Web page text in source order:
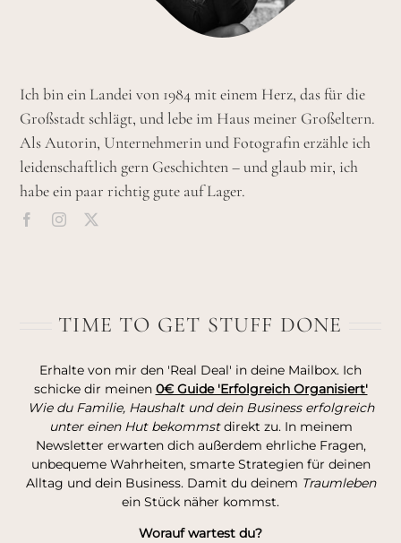
Ich bin ein Landei von 1984 mit einem Herz, das für die
Großstadt schlägt, und lebe im Haus meiner Großeltern.
Als Autorin, Unternehmerin und Fotografin erzähle ich
leidenschaftlich gern Geschichten – und glaub mir, ich
habe ein paar richtig gute auf Lager.
TIME TO GET STUFF DONE
Erhalte von mir den 'Real Deal' in deine Mailbox. Ich
schicke dir meinen 0€ Guide 'Erfolgreich Organisiert'
Wie du Familie, Haushalt und dein Business erfolgreich
unter einen Hut bekommstdirekt zu. In meinem
Newsletter erwarten dich außerdem ehrliche Fragen,
unbequeme Wahrheiten, smarte Strategien für deinen
Alltag und dein Business. Damit du deinem Traumleben
ein Stück näher kommst.
Worauf wartest du?